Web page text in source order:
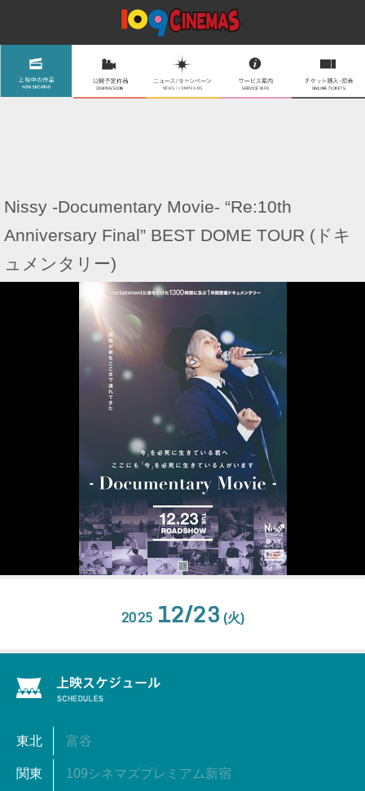
Nissy -Documentary Movie- “Re:10th
Anniversary Final” BEST DOME TOUR (ドキ
ュメンタリー)
2025 12/23 (火)
東北 富谷
関東 109シネマズプレミアム新宿